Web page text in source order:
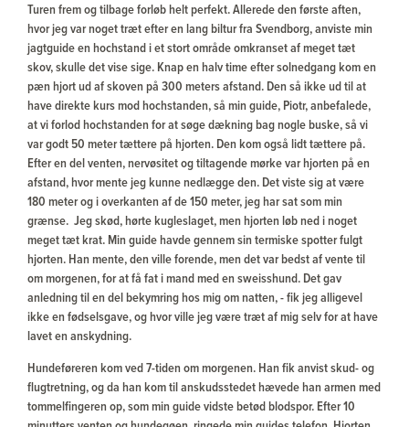
Turen frem og tilbage forløb helt perfekt. Allerede den første aften,
hvor jeg var noget træt efter en lang biltur fra Svendborg, anviste min
jagtguide en hochstand i et stort område omkranset af meget tæt
skov, skulle det vise sige. Knap en halv time efter solnedgang kom en
pæn hjort ud af skoven på 300 meters afstand. Den så ikke ud til at
have direkte kurs mod hochstanden, så min guide, Piotr, anbefalede,
at vi forlod hochstanden for at søge dækning bag nogle buske, så vi
var godt 50 meter tættere på hjorten. Den kom også lidt tættere på.
Efter en del venten, nervøsitet og tiltagende mørke var hjorten på en
afstand, hvor mente jeg kunne nedlægge den. Det viste sig at være
180 meter og i overkanten af de 150 meter, jeg har sat som min
grænse. Jeg skød, hørte kugleslaget, men hjorten løb ned i noget
meget tæt krat. Min guide havde gennem sin termiske spotter fulgt
hjorten. Han mente, den ville forende, men det var bedst af vente til
om morgenen, for at få fat i mand med en sweisshund. Det gav
anledning til en del bekymring hos mig om natten, - fik jeg alligevel
ikke en fødselsgave, og hvor ville jeg være træt af mig selv for at have
lavet en anskydning.
Hundeføreren kom ved 7-tiden om morgenen. Han fik anvist skud- og
flugtretning, og da han kom til anskudsstedet hævede han armen med
tommelfingeren op, som min guide vidste betød blodspor. Efter 10